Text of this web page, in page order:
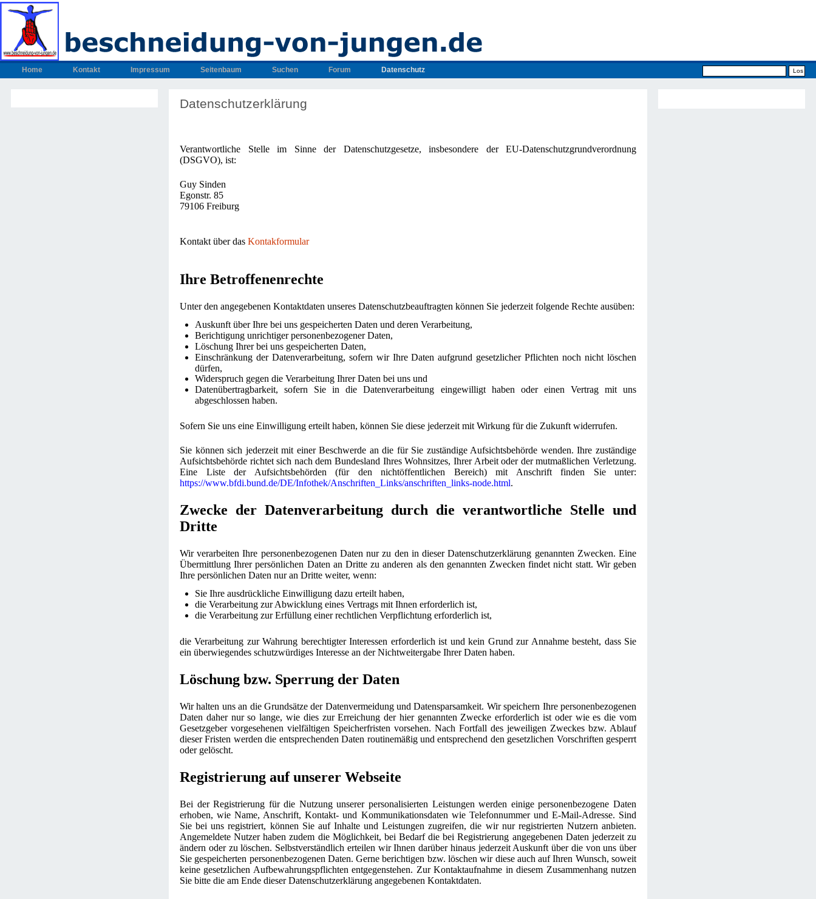
Home Kontakt Impressum Seitenbaum Suchen Forum Datenschutz
Datenschutzerklärung
Verantwortliche Stelle im Sinne der Datenschutzgesetze, insbesondere der EU-Datenschutzgrundverordnung
(DSGVO), ist:
Guy Sinden
Egonstr. 85
79106 Freiburg
Kontakt über das Kontakformular
Ihre Betroffenenrechte
Unter den angegebenen Kontaktdaten unseres Datenschutzbeauftragten können Sie jederzeit folgende Rechte ausüben:
Auskunft über Ihre bei uns gespeicherten Daten und deren Verarbeitung,
Berichtigung unrichtiger personenbezogener Daten,
Löschung Ihrer bei uns gespeicherten Daten,
Einschränkung der Datenverarbeitung, sofern wir Ihre Daten aufgrund gesetzlicher Pflichten noch nicht löschen
dürfen,
Widerspruch gegen die Verarbeitung Ihrer Daten bei uns und
Datenübertragbarkeit, sofern Sie in die Datenverarbeitung eingewilligt haben oder einen Vertrag mit uns
abgeschlossen haben.
Sofern Sie uns eine Einwilligung erteilt haben, können Sie diese jederzeit mit Wirkung für die Zukunft widerrufen.
Sie können sich jederzeit mit einer Beschwerde an die für Sie zuständige Aufsichtsbehörde wenden. Ihre zuständige
Aufsichtsbehörde richtet sich nach dem Bundesland Ihres Wohnsitzes, Ihrer Arbeit oder der mutmaßlichen Verletzung.
Eine Liste der Aufsichtsbehörden (für den nichtöffentlichen Bereich) mit Anschrift finden Sie unter:
https://www.bfdi.bund.de/DE/Infothek/Anschriften_Links/anschriften_links-node.html.
Zwecke der Datenverarbeitung durch die verantwortliche Stelle und
Dritte
Wir verarbeiten Ihre personenbezogenen Daten nur zu den in dieser Datenschutzerklärung genannten Zwecken. Eine
Übermittlung Ihrer persönlichen Daten an Dritte zu anderen als den genannten Zwecken findet nicht statt. Wir geben
Ihre persönlichen Daten nur an Dritte weiter, wenn:
Sie Ihre ausdrückliche Einwilligung dazu erteilt haben,
die Verarbeitung zur Abwicklung eines Vertrags mit Ihnen erforderlich ist,
die Verarbeitung zur Erfüllung einer rechtlichen Verpflichtung erforderlich ist,
die Verarbeitung zur Wahrung berechtigter Interessen erforderlich ist und kein Grund zur Annahme besteht, dass Sie
ein überwiegendes schutzwürdiges Interesse an der Nichtweitergabe Ihrer Daten haben.
Löschung bzw. Sperrung der Daten
Wir halten uns an die Grundsätze der Datenvermeidung und Datensparsamkeit. Wir speichern Ihre personenbezogenen
Daten daher nur so lange, wie dies zur Erreichung der hier genannten Zwecke erforderlich ist oder wie es die vom
Gesetzgeber vorgesehenen vielfältigen Speicherfristen vorsehen. Nach Fortfall des jeweiligen Zweckes bzw. Ablauf
dieser Fristen werden die entsprechenden Daten routinemäßig und entsprechend den gesetzlichen Vorschriften gesperrt
oder gelöscht.
Registrierung auf unserer Webseite
Bei der Registrierung für die Nutzung unserer personalisierten Leistungen werden einige personenbezogene Daten
erhoben, wie Name, Anschrift, Kontakt- und Kommunikationsdaten wie Telefonnummer und E-Mail-Adresse. Sind
Sie bei uns registriert, können Sie auf Inhalte und Leistungen zugreifen, die wir nur registrierten Nutzern anbieten.
Angemeldete Nutzer haben zudem die Möglichkeit, bei Bedarf die bei Registrierung angegebenen Daten jederzeit zu
ändern oder zu löschen. Selbstverständlich erteilen wir Ihnen darüber hinaus jederzeit Auskunft über die von uns über
Sie gespeicherten personenbezogenen Daten. Gerne berichtigen bzw. löschen wir diese auch auf Ihren Wunsch, soweit
keine gesetzlichen Aufbewahrungspflichten entgegenstehen. Zur Kontaktaufnahme in diesem Zusammenhang nutzen
Sie bitte die am Ende dieser Datenschutzerklärung angegebenen Kontaktdaten.